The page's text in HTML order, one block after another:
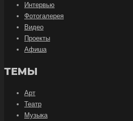
Интервью
Фотогалерея
Видео
Проекты
Афиша
ТЕМЫ
Арт
Театр
Музыка